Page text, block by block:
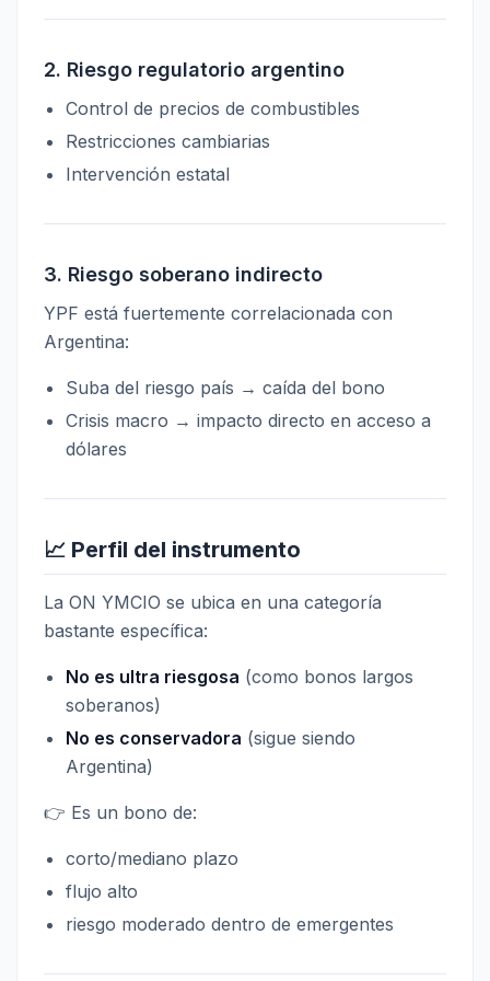
2. Riesgo regulatorio argentino
Control de precios de combustibles
Restricciones cambiarias
Intervención estatal
3. Riesgo soberano indirecto
YPF está fuertemente correlacionada con
Argentina:
Suba del riesgo país → caída del bono
Crisis macro → impacto directo en acceso a
dólares
📈 Perfil del instrumento
La ON YMCIO se ubica en una categoría
bastante específica:
No es ultra riesgosa (como bonos largos
soberanos)
No es conservadora (sigue siendo
Argentina)
👉 Es un bono de:
corto/mediano plazo
flujo alto
riesgo moderado dentro de emergentes